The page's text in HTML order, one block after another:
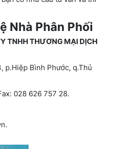
Nhà Phân Phối
TNHH THƯƠNG MẠI DỊCH
p.Hiệp Bình Phước, q.Thủ
028 626 757 28.